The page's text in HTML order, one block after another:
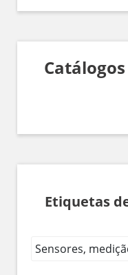
Catálogos
Etiquetas
Sensores,